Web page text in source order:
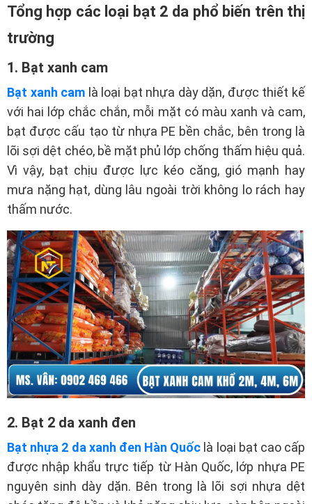
Tổng hợp các loại bạt 2 da phổ biến trên thị
trường
1. Bạt xanh cam
Bạt xanh cam là loại bạt nhựa dày dặn, được thiết kế
với hai lớp chắc chắn, mỗi mặt có màu xanh và cam,
bạt được cấu tạo từ nhựa PE bền chắc, bên trong là
lõi sợi dệt chéo, bề mặt phủ lớp chống thấm hiệu quả.
Vì vậy, bạt chịu được lực kéo căng, gió mạnh hay
mưa nặng hạt, dùng lâu ngoài trời không lo rách hay
thấm nước.
2. Bạt 2 da xanh đen
Bạt nhựa 2 da xanh đen Hàn Quốc là loại bạt cao cấp
được nhập khẩu trực tiếp từ Hàn Quốc, lớp nhựa PE
nguyên sinh dày dặn. Bên trong là lõi sợi nhựa dệt